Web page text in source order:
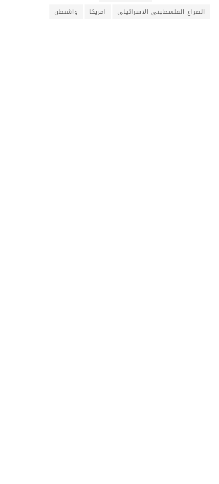
الصراع الفلسطيني الاسرائيلي
امريكا واشنطن